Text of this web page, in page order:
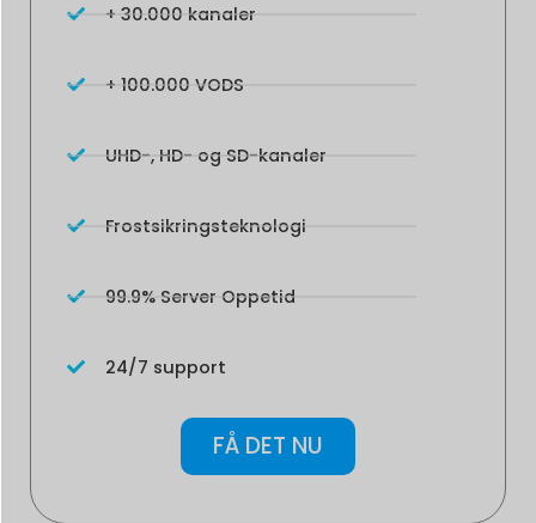
+ 30.000 kanaler
+ 100.000 VODS
UHD-, HD- og SD-kanaler
Frostsikringsteknologi
99.9% Server Oppetid
24/7 support
FÅ DET NU